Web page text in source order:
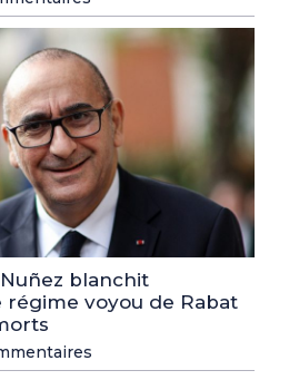
blanchit
voyou de Rabat